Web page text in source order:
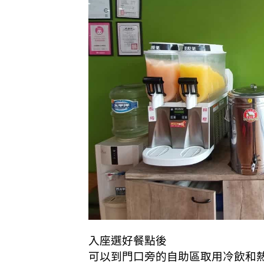
入座選好餐點後
可以到門口旁的自助區取用冷飲和